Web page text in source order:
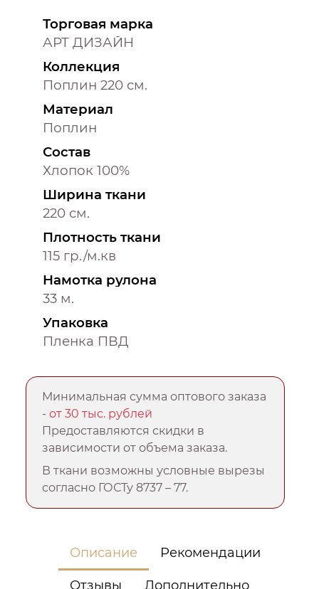
Торговая марка
АРТ ДИЗАЙН
Коллекция
Поплин 220 см.
Материал
Поплин
Состав
Хлопок 100%
Ширина ткани
220 см.
Плотность ткани
115 гр./м.кв
Намотка рулона
33 м.
Упаковка
Пленка ПВД
Минимальная сумма оптового заказа
-от 30 тыс. рублей
Предоставляются скидки в
зависимости от объема заказа.
В ткани возможны условные вырезы
согласно ГОСТу 8737 – 77.
Описание Рекомендации
Отзывы Дополнительно